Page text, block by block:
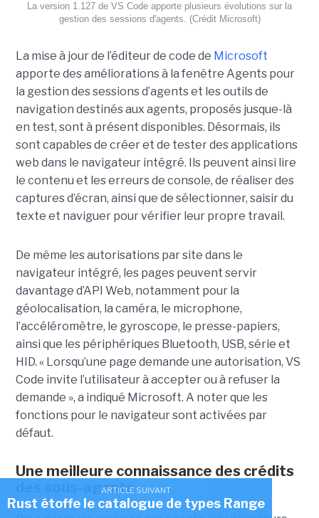
La version 1.127 de VS Code apporte plusieurs évolutions sur la
gestion des sessions d'agents. (Crédit Microsoft)
La mise à jour de l’éditeur de code de Microsoft
apporte des améliorations à la fenêtre Agents pour
la gestion des sessions d’agents et les outils de
navigation destinés aux agents, proposés jusque-là
en test, sont à présent disponibles. Désormais, ils
sont capables de créer et de tester des applications
web dans le navigateur intégré. Ils peuvent ainsi lire
le contenu et les erreurs de console, de réaliser des
captures d’écran, ainsi que de sélectionner, saisir du
texte et naviguer pour vérifier leur propre travail.
De même les autorisations par site dans le
navigateur intégré, les pages peuvent servir
davantage d’API Web, notamment pour la
géolocalisation, la caméra, le microphone,
l’accéléromètre, le gyroscope, le presse-papiers,
ainsi que les périphériques Bluetooth, USB, série et
HID. « Lorsqu’une page demande une autorisation, VS
Code invite l’utilisateur à accepter ou à refuser la
demande », a indiqué Microsoft. A noter que les
fonctions pour le navigateur sont activées par
défaut.
Une meilleure connaissance des crédits
des sous-agentsARTICLE SUIVANT
Rust étoffe le catalogue de types Range